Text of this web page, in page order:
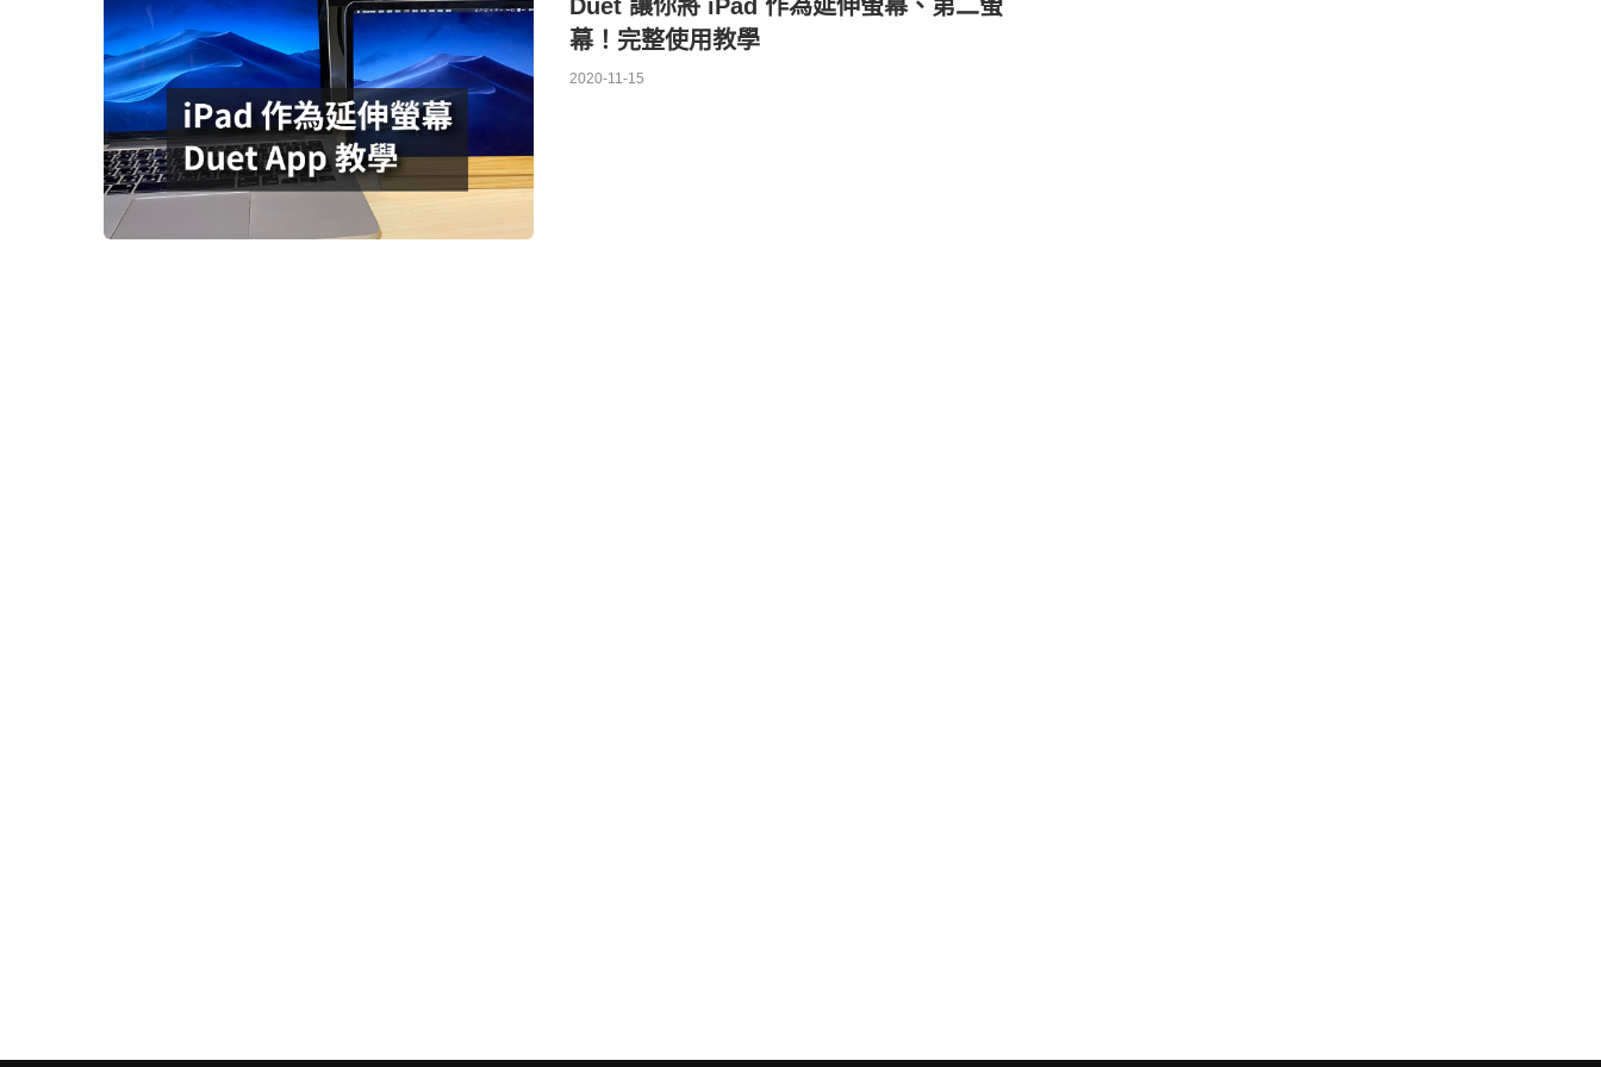
Duet 讓你將 iPad 作為延伸螢幕、第二螢
幕！完整使用教學
2020-11-15